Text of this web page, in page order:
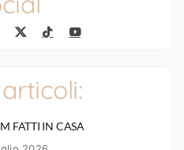
FATTI IN CASA